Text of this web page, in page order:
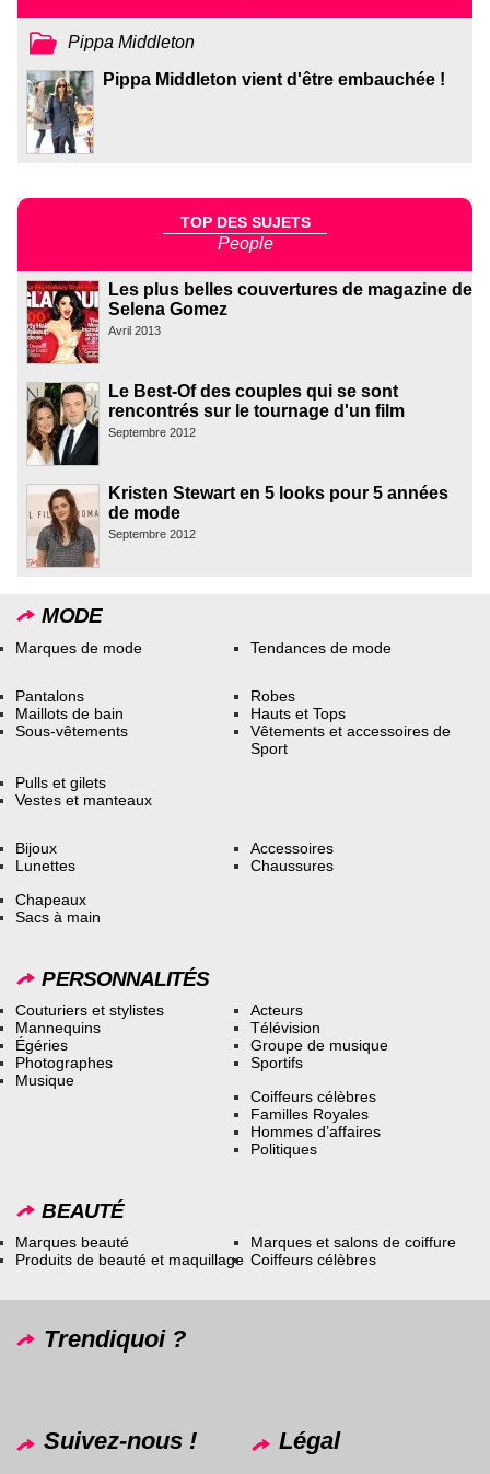
Pippa Middleton
Pippa Middleton vient d'être embauchée !
TOP DES SUJETS
People
Les plus belles couvertures de magazine de
Selena Gomez
Avril 2013
Le Best-Of des couples qui se sont
rencontrés sur le tournage d'un film
Septembre 2012
Kristen Stewart en 5 looks pour 5 années
de mode
Septembre 2012
MODE
Marques de mode Tendances de mode
Pantalons
Maillots de bain
Sous-vêtements
Robes
Hauts et Tops
Vêtements et accessoires de
Sport
Pulls et gilets
Vestes et manteaux
Bijoux
Lunettes
Accessoires
Chaussures
Chapeaux
Sacs à main
PERSONNALITÉS
Couturiers et stylistes
Mannequins
Égéries
Photographes
Musique
Acteurs
Télévision
Groupe de musique
Sportifs
Coiffeurs célèbres
Familles Royales
Hommes d’affaires
Politiques
BEAUTÉ
Marques beauté
Produits de beauté et maquillage
Marques et salons de coiffure
Coiffeurs célèbres
Trendiquoi ?
Suivez-nous ! Légal